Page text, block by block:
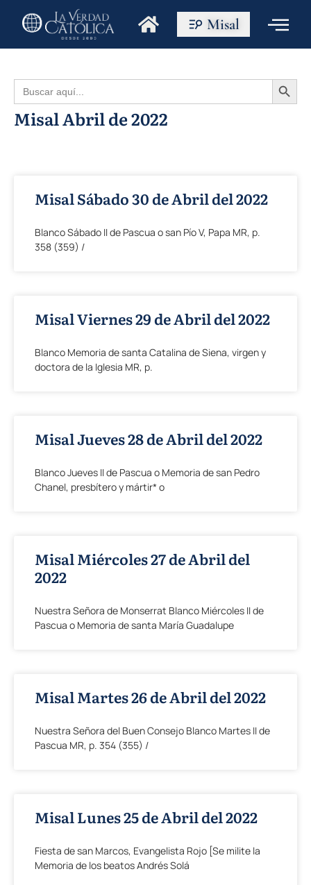
Misal
Buscar: Botón de
Misal Abril de 2022
Misal Sábado 30 de Abril del 2022
Blanco Sábado II de Pascua o san Pío V, Papa MR, p.
358 (359) /
Misal Viernes 29 de Abril del 2022
Blanco Memoria de santa Catalina de Siena, virgen y
doctora de la Iglesia MR, p.
Misal Jueves 28 de Abril del 2022
Blanco Jueves II de Pascua o Memoria de san Pedro
Chanel, presbítero y mártir* o
Misal Miércoles 27 de Abril del
2022
Nuestra Señora de Monserrat Blanco Miércoles II de
Pascua o Memoria de santa María Guadalupe
Misal Martes 26 de Abril del 2022
Nuestra Señora del Buen Consejo Blanco Martes II de
Pascua MR, p. 354 (355) /
Misal Lunes 25 de Abril del 2022
Fiesta de san Marcos, Evangelista Rojo [Se milite la
Memoria de los beatos Andrés Solá